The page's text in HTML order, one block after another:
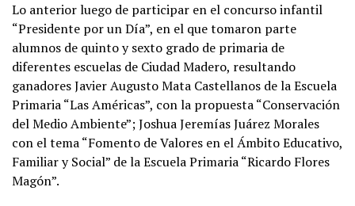
Lo anterior luego de participar en el concurso infantil
“Presidente por un Día”, en el que tomaron parte
alumnos de quinto y sexto grado de primaria de
diferentes escuelas de Ciudad Madero, resultando
ganadores Javier Augusto Mata Castellanos de la Escuela
Primaria “Las Américas”, con la propuesta “Conservación
del Medio Ambiente”; Joshua Jeremías Juárez Morales
con el tema “Fomento de Valores en el Ámbito Educativo,
Familiar y Social” de la Escuela Primaria “Ricardo Flores
Magón”.